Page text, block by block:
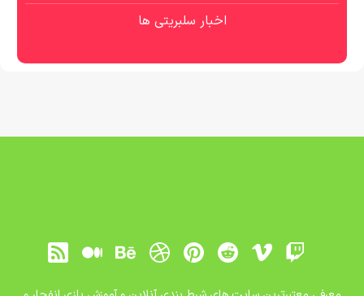
اخبار سلبریتی ها